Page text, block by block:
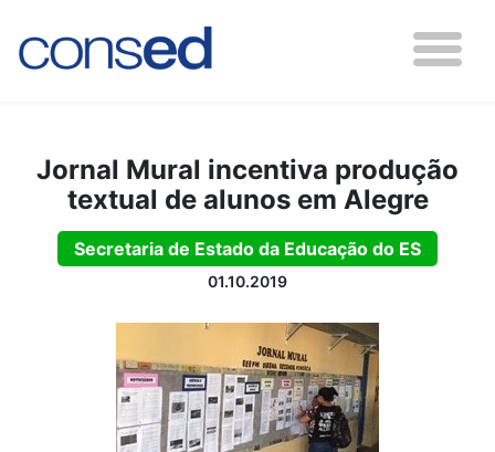
Jornal Mural incentiva produção
textual de alunos em Alegre
Secretaria de Estado da Educação do ES
01.10.2019